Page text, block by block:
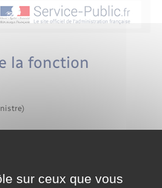
la fonction
sur ceux que vous